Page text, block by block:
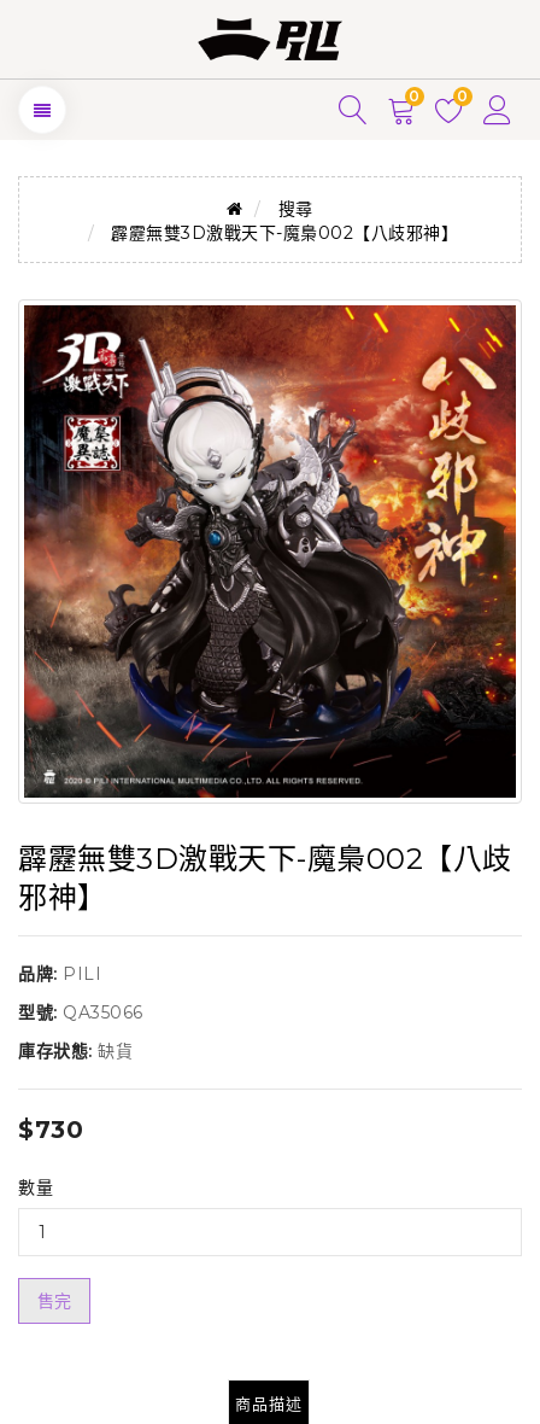
0 0
搜尋
霹靂無雙3D激戰天下-魔梟002【八歧邪神】
霹靂無雙3D激戰天下-魔梟002【八歧
邪神】
品牌: PILI
型號: QA35066
庫存狀態: 缺貨
$730
數量
售完
商品描述